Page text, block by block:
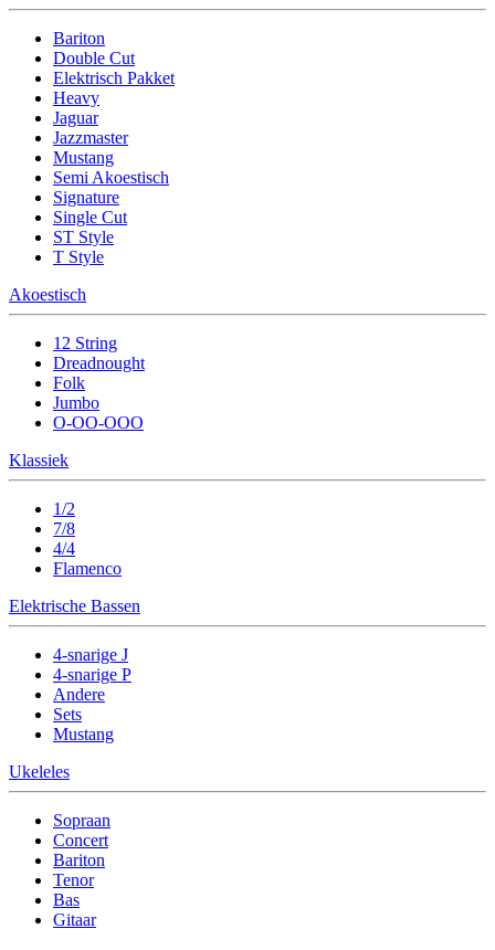
Bariton
Double Cut
Elektrisch Pakket
Heavy
Jaguar
Jazzmaster
Mustang
Semi Akoestisch
Signature
Single Cut
ST Style
T Style
Akoestisch
12 String
Dreadnought
Folk
Jumbo
O-OO-OOO
Klassiek
1/2
7/8
4/4
Flamenco
Elektrische Bassen
4-snarige J
4-snarige P
Andere
Sets
Mustang
Ukeleles
Sopraan
Concert
Bariton
Tenor
Bas
Gitaar